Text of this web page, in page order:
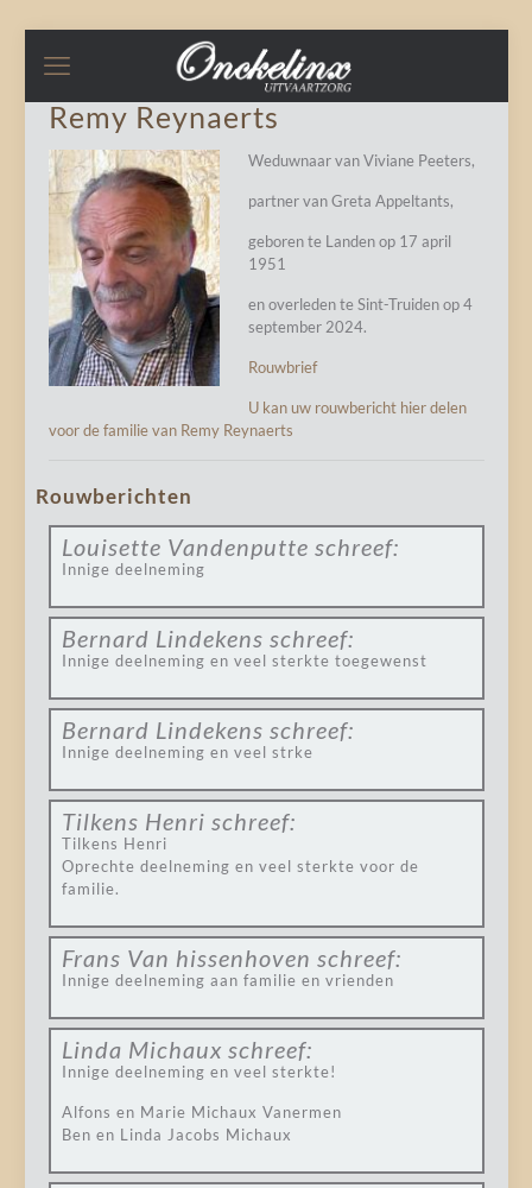
Remy Reynaerts
Weduwnaar van Viviane Peeters,
partner van Greta Appeltants,
geboren te Landen op 17 april
1951
en overleden te Sint-Truiden op 4
september 2024.
Rouwbrief
U kan uw rouwbericht hier delen
voor de familie van Remy Reynaerts
Rouwberichten
Louisette Vandenputte schreef:
Innige deelneming
Bernard Lindekens schreef:
Innige deelneming en veel sterkte toegewenst
Bernard Lindekens schreef:
Innige deelneming en veel strke
Tilkens Henri schreef:
Tilkens Henri
Oprechte deelneming en veel sterkte voor de
familie.
Frans Van hissenhoven schreef:
Innige deelneming aan familie en vrienden
Linda Michaux schreef:
Innige deelneming en veel sterkte!
Alfons en Marie Michaux Vanermen
Ben en Linda Jacobs Michaux